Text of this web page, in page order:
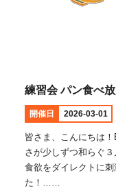
練習会 パン食べ
開催日 2026-03-01
皆さま、こんにちは
さが少しずつ和らぐ
食欲をダイレクトに
た！……